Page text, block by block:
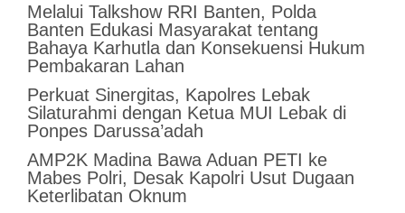
Melalui Talkshow RRI Banten, Polda
Banten Edukasi Masyarakat tentang
Bahaya Karhutla dan Konsekuensi Hukum
Pembakaran Lahan
Perkuat Sinergitas, Kapolres Lebak
Silaturahmi dengan Ketua MUI Lebak di
Ponpes Darussa’adah
AMP2K Madina Bawa Aduan PETI ke
Mabes Polri, Desak Kapolri Usut Dugaan
Keterlibatan Oknum